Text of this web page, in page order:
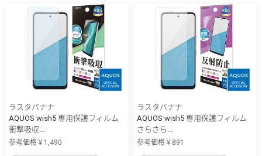
ラスタバナナ
AQUOS wish5 専用保護フィルム
衝撃吸収...
参考価格￥1,490
ラスタバナナ
AQUOS wish5 専用保護フィルム
さらさら...
参考価格￥891